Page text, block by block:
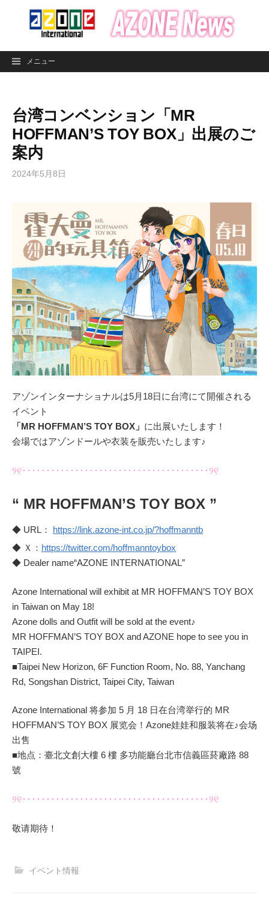
ン
メニュー
台湾コンベンション「MR
HOFFMAN’S TOY BOX」出展のご
案内
2024年5月8日
アゾンインターナショナルは5月18日に台湾にて開催される
イベント
「MR HOFFMAN’S TOY BOX」 に出展いたします！
会場ではアゾンドールや衣装を販売いたします♪
୨୧･･･････････････････････････････････････୨୧
“ MR HOFFMAN’S TOY BOX ”
◆ URL： https://link.azone-int.co.jp/?hoffmanntb
◆ Ｘ： https://twitter.com/hoffmanntoybox
◆ Dealer name“AZONE INTERNATIONAL”
Azone International will exhibit at MR HOFFMAN’S TOY BOX
in Taiwan on May 18!
Azone dolls and Outfit will be sold at the event♪
MR HOFFMAN’S TOY BOX and AZONE hope to see you in
TAIPEI.
■Taipei New Horizon, 6F Function Room, No. 88, Yanchang
Rd, Songshan District, Taipei City, Taiwan
Azone International 将参加 5 月 18 日在台湾举行的 MR
HOFFMAN’S TOY BOX 展览会！Azone娃娃和服装将在♪会场
出售
■地点：臺北文創大樓 6 樓 多功能廳台北市信義區菸廠路 88
號
୨୧･･･････････････････････････････････････୨୧
敬请期待！
イベント情報